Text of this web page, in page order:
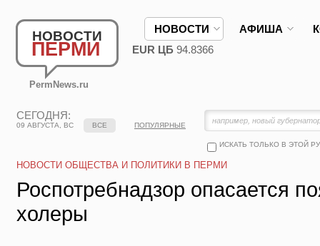
НОВОСТИ
ПЕРМИ
PermNews.ru
НОВОСТИ АФИША
EUR ЦБ 94.8366
СЕГОДНЯ:
09 АВГУСТА, ВС
ИСКАТЬ ТОЛЬКО В ЭТОЙ
ВСЕ ПОПУЛЯРНЫЕ
НОВОСТИ ОБЩЕСТВА И ПОЛИТИКИ В ПЕРМИ
Роспотребнадзор опасается
холеры